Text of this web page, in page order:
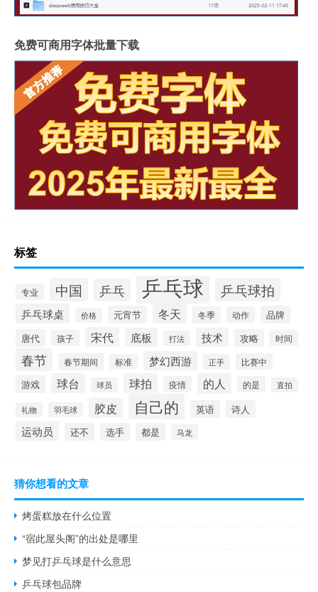
免费可商用字体批量下载
标签
专业 中国 乒乓 乒乓球 乒乓球拍
乒乓球桌 价格 元宵节 冬天 冬季 动作
品牌
唐代
孩子 宋代 底板 打法 技术 攻略 时间
春节 春节期间 标准 梦幻西游 正手 比赛中
游戏 球台 球员 球拍 疫情 的人 的是 直拍
礼物 羽毛球 胶皮 自己的 英语 诗人
运动员 还不 选手 都是 马龙
猜你想看的文章
烤蛋糕放在什么位置
“宿此屋头阁”的出处是哪里
梦见打乒乓球是什么意思
乒乓球包品牌